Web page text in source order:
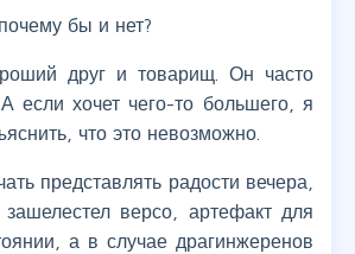
бы и нет?
друг и товарищ. Он часто
если хочет чего-то большего, я
что это невозможно.
представлять радости вечера,
версо, артефакт для
а в случае драгинжеренов